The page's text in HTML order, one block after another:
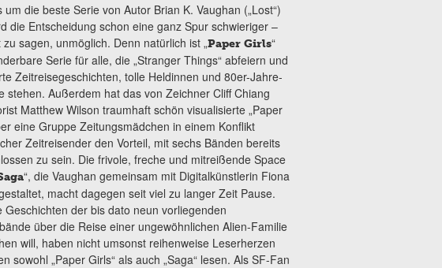
um die beste Serie von Autor Brian K. Vaughan („Lost“)
die Entscheidung schon eine ganz Spur schwieriger –
zu sagen, unmöglich. Denn natürlich ist „Paper Girls“
Serie für alle, die „Stranger Things“ abfeiern und
Zeitreisegeschichten, tolle Heldinnen und 80er-Jahre-
stehen. Außerdem hat das von Zeichner Cliff Chiang
Matthew Wilson traumhaft schön visualisierte „Paper
eine Gruppe Zeitungsmädchen in einem Konflikt
Zeitreisender den Vorteil, mit sechs Bänden bereits
zu sein. Die frivole, freche und mitreißende Space
“, die Vaughan gemeinsam mit Digitalkünstlerin Fiona
macht dagegen seit viel zu langer Zeit Pause.
Geschichten der bis dato neun vorliegenden
über die Reise einer ungewöhnlichen Alien-Familie
will, haben nicht umsonst reihenweise Leserherzen
sowohl „Paper Girls“ als auch „Saga“ lesen. Als SF-Fan